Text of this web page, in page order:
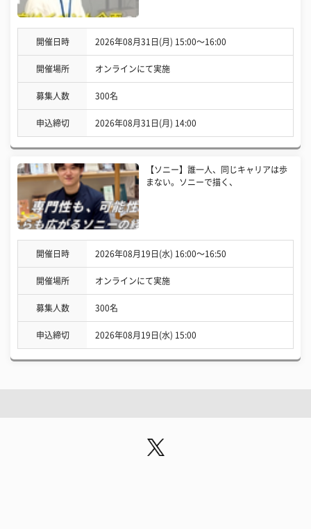
開催日時 2026年08月31日(月) 15:00〜16:00
開催場所 オンラインにて実施
募集人数 300名
申込締切 2026年08月31日(月) 14:00
【ソニー】誰一人、同じキャリアは歩
まない。ソニーで描く、
開催日時 2026年08月19日(水) 16:00〜16:50
開催場所 オンラインにて実施
募集人数 300名
申込締切 2026年08月19日(水) 15:00